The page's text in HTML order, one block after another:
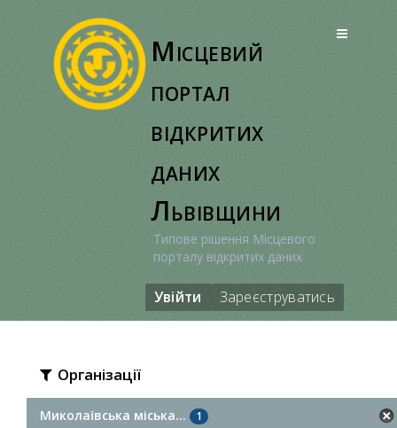
Місцевий
портал
відкритих
даних
Львівщини
Типове рішення Місцевого
порталу відкритих даних
Увійти Зареєструватись
Організації
Миколаївська міська... 1